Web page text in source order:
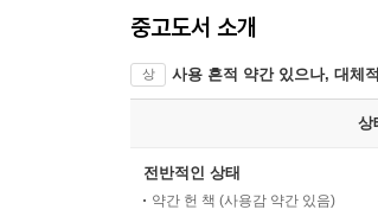
중고도서 소개
상 사용 흔적 약간 있으나, 대체
상
전반적인 상태
약간 헌 책 (사용감 약간 있음)